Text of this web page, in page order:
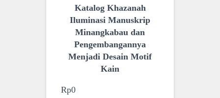
Katalog Khazanah
Iluminasi Manuskrip
Minangkabau dan
Pengembangannya
Menjadi Desain Motif
Kain
Rp0